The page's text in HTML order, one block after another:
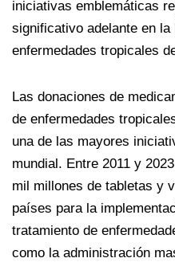
iniciativas emblemáticas
significativo adelante en
enfermedades tropicales
Las donaciones de
de enfermedades
una de las mayores
mundial. Entre 2011 y
mil millones de tabletas y
países para la
tratamiento de
como la administración